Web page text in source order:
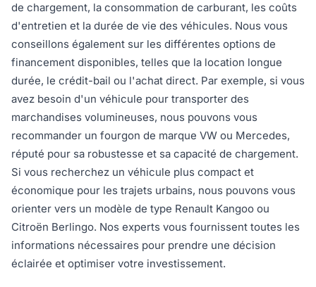
de chargement, la consommation de carburant, les coûts
d'entretien et la durée de vie des véhicules. Nous vous
conseillons également sur les différentes options de
financement disponibles, telles que la location longue
durée, le crédit-bail ou l'achat direct. Par exemple, si vous
avez besoin d'un véhicule pour transporter des
marchandises volumineuses, nous pouvons vous
recommander un fourgon de marque VW ou Mercedes,
réputé pour sa robustesse et sa capacité de chargement.
Si vous recherchez un véhicule plus compact et
économique pour les trajets urbains, nous pouvons vous
orienter vers un modèle de type Renault Kangoo ou
Citroën Berlingo. Nos experts vous fournissent toutes les
informations nécessaires pour prendre une décision
éclairée et optimiser votre investissement.